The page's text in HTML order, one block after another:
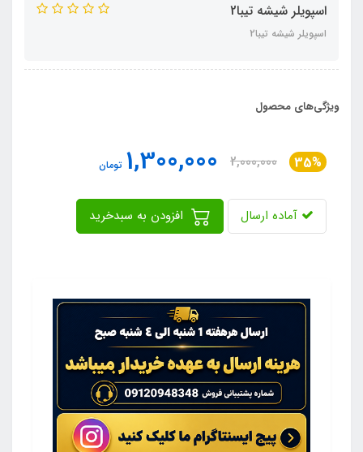
اسپویلر شیشه تیبا2
اسپویلر شیشه تیبا2
ویژگی‌های محصول
35%
2,000,000
1,300,000 تومان
آماده ارسال